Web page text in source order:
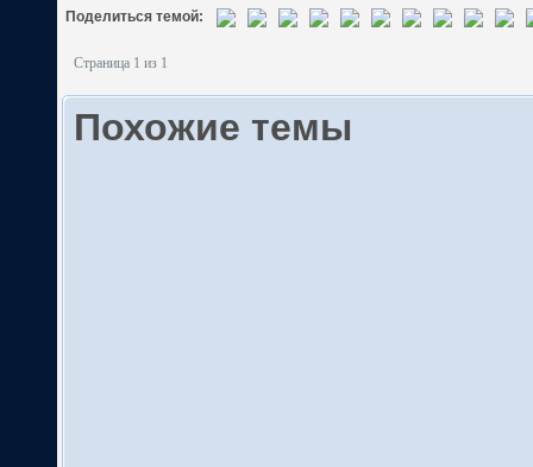
Поделиться темой:
Страница 1 из 1
Похожие темы